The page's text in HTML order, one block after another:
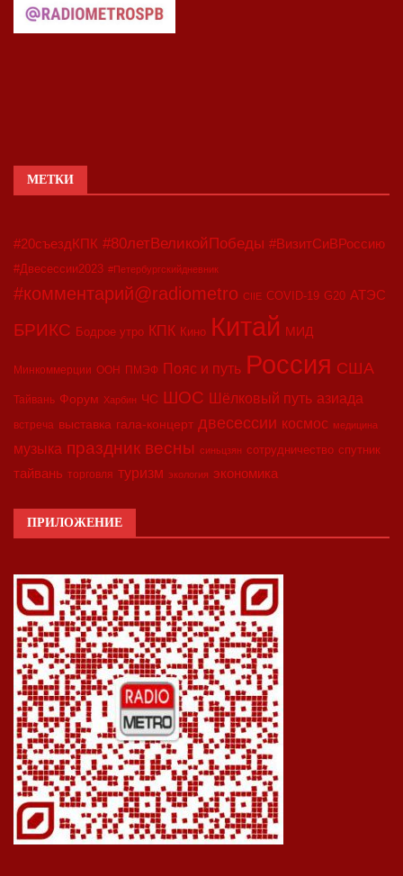
МЕТКИ
#20съездКПК #80летВеликойПобеды #ВизитСиВРоссию
#Двесессии2023 #Петербургскийдневник
#комментарий@radiometro CIIE COVID-19 G20 АТЭС
БРИКС Бодрое утро КПК Кино Китай МИД
Минкоммерции ООН ПМЭФ Пояс и путь Россия США
Тайвань Форум Харбин ЧС ШОС Шёлковый путь азиада
встреча выставка гала-концерт двесессии космос медицина
музыка праздник весны синьцзян сотрудничество спутник
тайвань торговля туризм экология экономика
ПРИЛОЖЕНИЕ